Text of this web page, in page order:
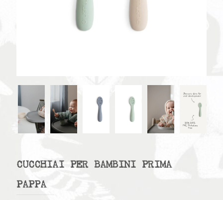
CUCCHIAI PER BAMBINI PRIMA
PAPPA